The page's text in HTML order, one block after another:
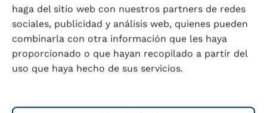
haga del sitio web con nuestros partners de redes
sociales, publicidad y análisis web, quienes pueden
combinarla con otra información que les haya
proporcionado o que hayan recopilado a partir del
uso que haya hecho de sus servicios.
Numerosas investigaciones recientes indican
que el consumo moderado y equilibrado de
lácteos puede ser un factor protector contra la
obesidad infantil. Los productos lácteos bajos
en grasa, por ejemplo, contribuyen a una